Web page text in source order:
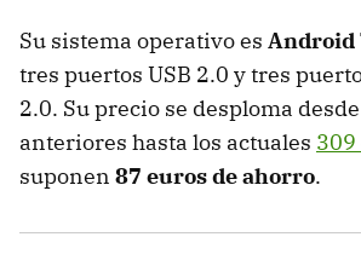
Su sistema operativo es Android
tres puertos USB 2.0 y tres
2.0. Su precio se desploma
anteriores hasta los actuales 309
suponen 87 euros de ahorro.